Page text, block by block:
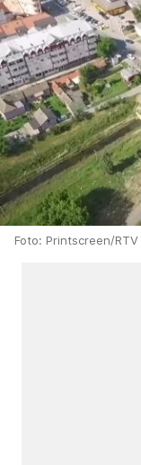
Foto: Printscreen/RTV